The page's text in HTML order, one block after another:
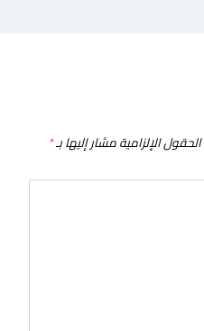
الحقول الإلزامية مشار إليها بـ*